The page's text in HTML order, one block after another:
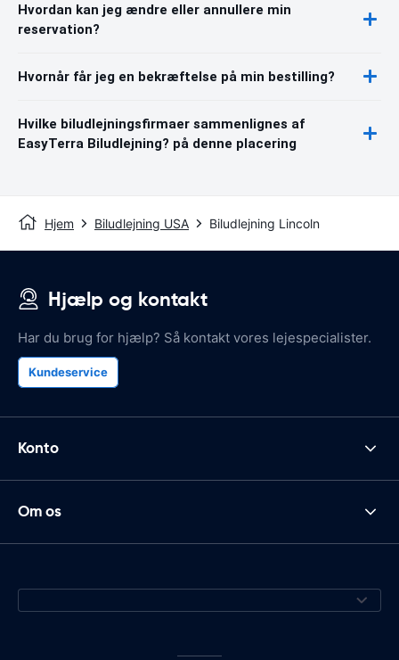
Hvordan kan jeg ændre eller annullere min
reservation?
Hvornår får jeg en bekræftelse på min bestilling?
Hvilke biludlejningsfirmaer sammenlignes af
EasyTerra Biludlejning? på denne placering
Hjem Biludlejning USA Biludlejning Lincoln
Hjælp og kontakt
Har du brug for hjælp? Så kontakt vores lejespecialister.
Kundeservice
Konto
Om os